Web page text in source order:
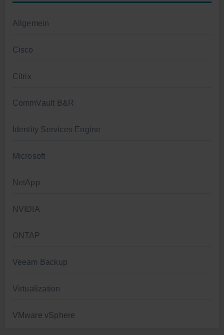
Allgemein
Cisco
Citrix
CommVault B&R
Identity Services Engine
Microsoft
NetApp
NVIDIA
ONTAP
Veeam Backup
Virtualization
VMware vSphere